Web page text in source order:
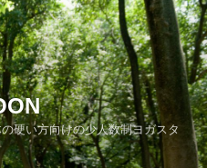
硬い方向けの少人数制ヨガスタ